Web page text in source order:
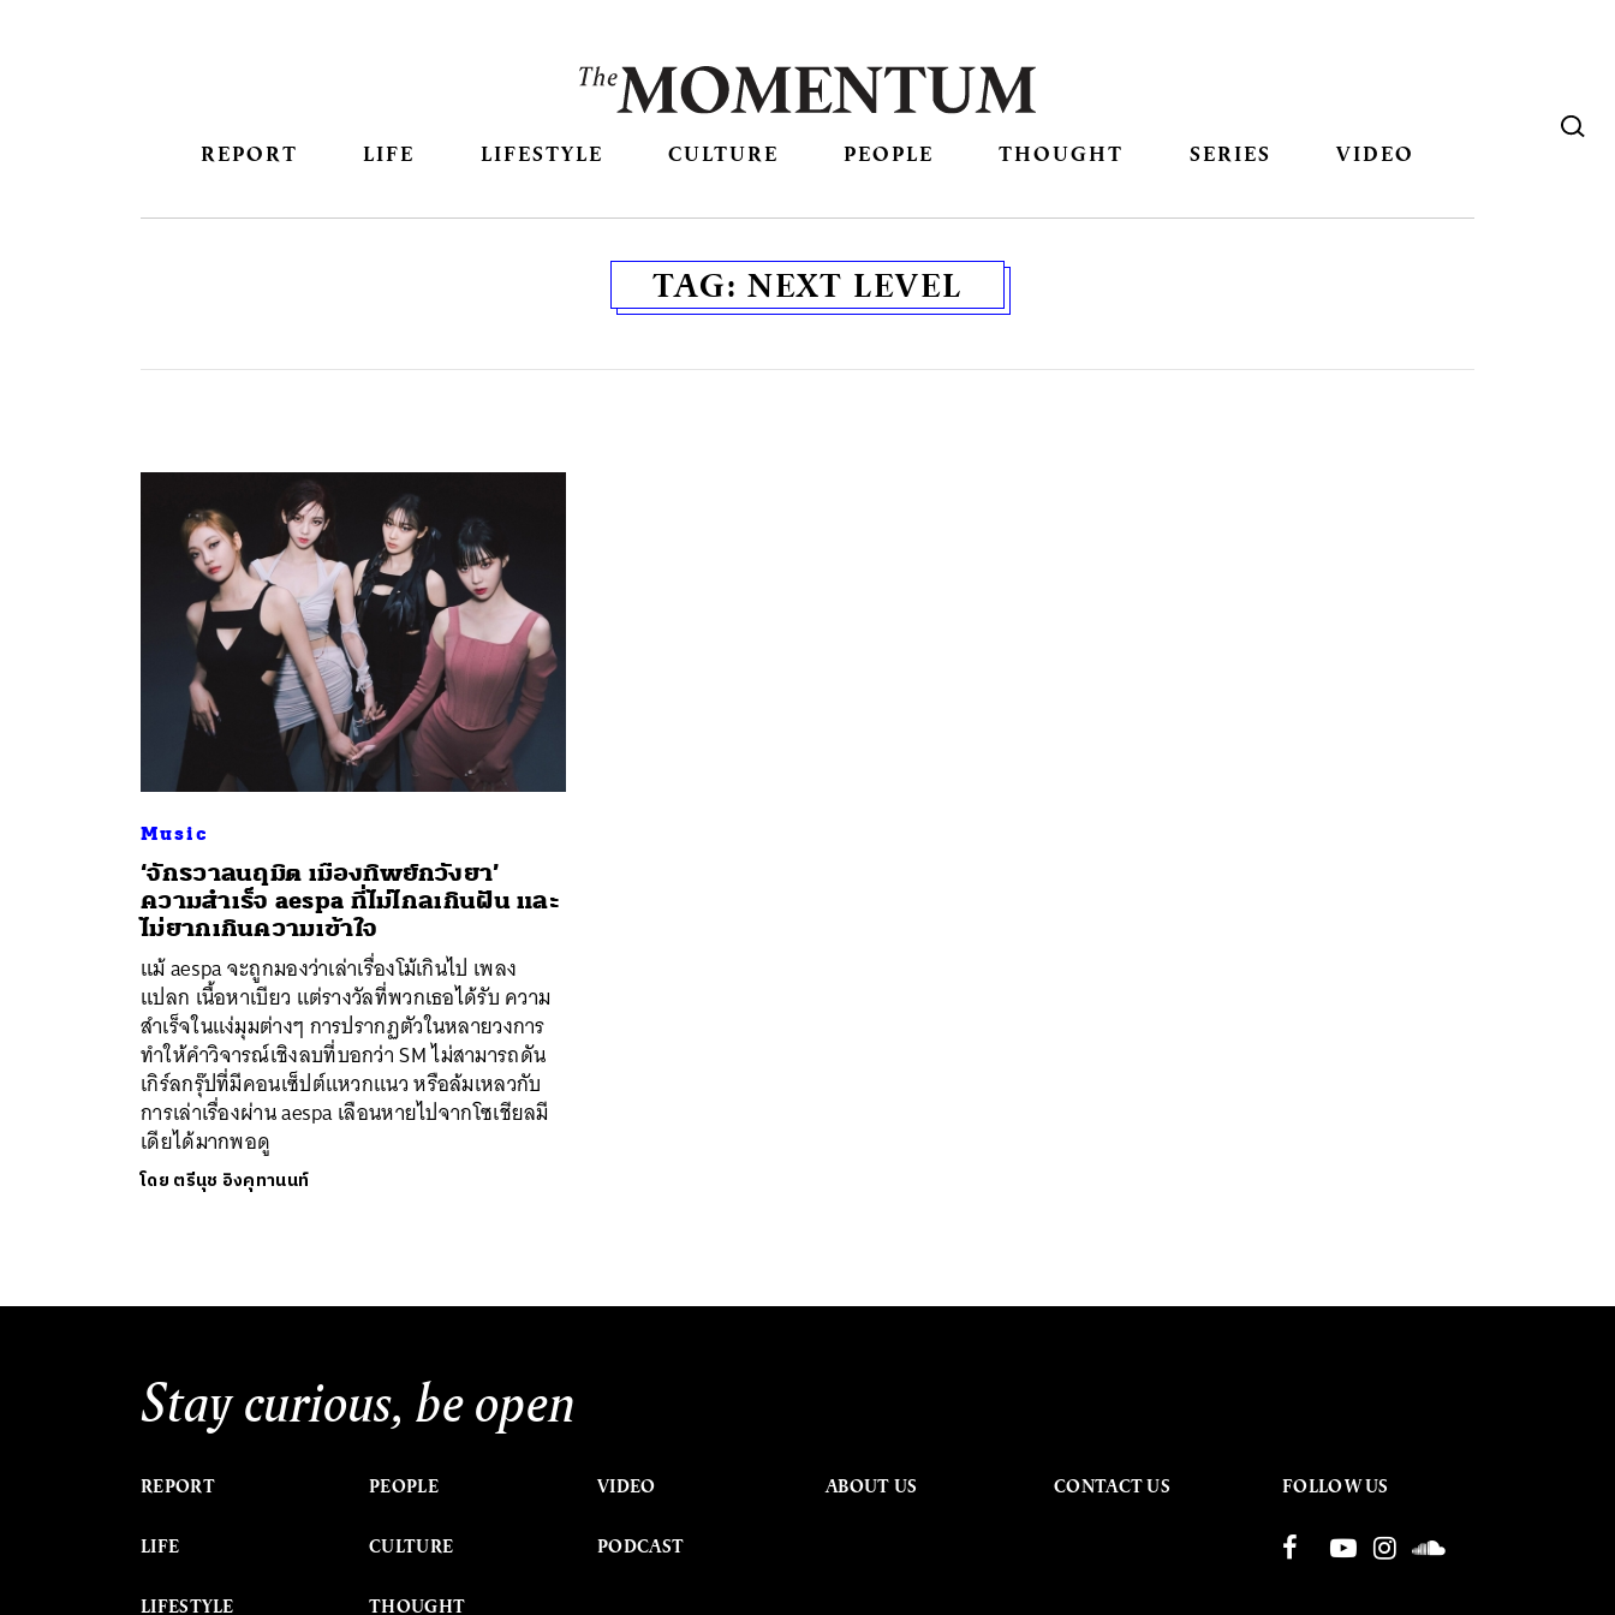
REPORT LIFE LIFESTYLE CULTURE PEOPLE THOUGHT SERIES VIDEO
TAG: NEXT LEVEL
Music
‘จักรวาลนฤมิต เมืองทิพย์กวังยา’
ความสำเร็จ aespa ที่ไม่ไกลเกินฝัน และ
ไม่ยากเกินความเข้าใจ
แม้ aespa จะถูกมองว่าเล่าเรื่องโม้เกินไป เพลง
แปลก เนื้อหาเบียว แต่รางวัลที่พวกเธอได้รับ ความ
สำเร็จในแง่มุมต่างๆ การปรากฏตัวในหลายวงการ
ทำให้คำวิจารณ์เชิงลบที่บอกว่า SM ไม่สามารถดัน
เกิร์ลกรุ๊ปที่มีคอนเซ็ปต์แหวกแนว หรือล้มเหลวกับ
การเล่าเรื่องผ่าน aespa เลือนหายไปจากโซเชียลมี
เดียได้มากพอดู
โดย ตรีนุช อิงคุทานนท์
Stay curious, be open
REPORT
LIFE
LIFESTYLE
PEOPLE
CULTURE
THOUGHT
VIDEO
PODCAST
ABOUT US CONTACT US FOLLOW US